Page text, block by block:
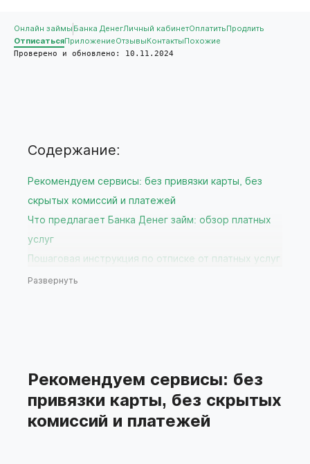
Онлайн займы Банка ДенегЛичный кабинетОплатитьПродлить
ОтписатьсяПриложениеОтзывыКонтактыПохожие
Проверено и обновлено: 10.11.2024
Содержание:
Рекомендуем сервисы: без привязки карты, без
скрытых комиссий и платежей
Что предлагает Банка Денег займ: обзор платных
услуг
Пошаговая инструкция по отписке от платных услуг
Банка Денег
Рекомендации по выбору бесплатных сервисов
Развернуть
Рекомендуем сервисы: без
привязки карты, без скрытых
комиссий и платежей